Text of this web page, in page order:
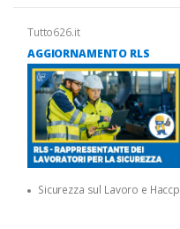
Tutto626.it
AGGIORNAMENTO RLS
Sicurezza sul Lavoro e Haccp